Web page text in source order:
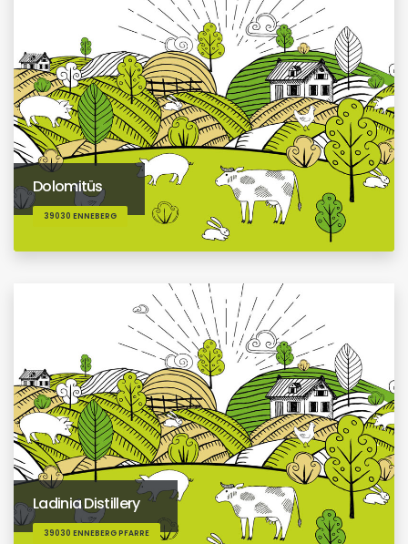
Dolomitüs
39030 ENNEBERG
Ladinia Distillery
39030 ENNEBERG PFARRE